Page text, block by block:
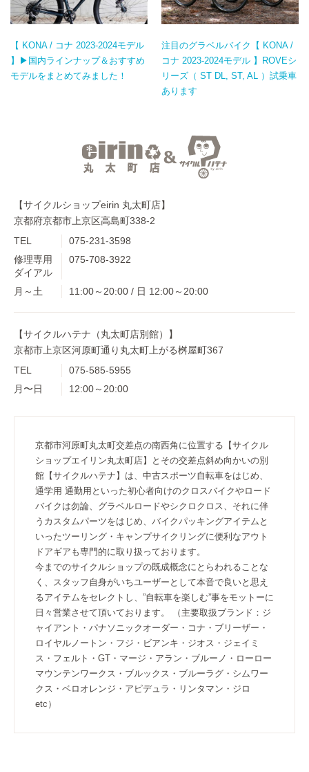
【 KONA / コナ 2023-2024モデル
】▶国内ラインナップ＆おすすめ
モデルをまとめてみました！
注目のグラベルバイク【 KONA /
コナ 2023-2024モデル 】ROVEシ
リーズ（ ST DL, ST, AL ）試乗車
あります
【サイクルショップeirin 丸太町店】
京都府京都市上京区高島町338-2
TEL
075-231-3598
修理専用
ダイアル
075-708-3922
月～土 11:00～20:00 / 日 12:00～20:00
【サイクルハテナ（丸太町店別館）】
京都市上京区河原町通り丸太町上がる桝屋町367
TEL
075-585-5955
月〜日
12:00～20:00
京都市河原町丸太町交差点の南西角に位置する【サイクル
ショップエイリン丸太町店】とその交差点斜め向かいの別
館【サイクルハテナ】は、中古スポーツ自転車をはじめ、
通学用 通勤用といった初心者向けのクロスバイクやロード
バイクは勿論、グラベルロードやシクロクロス、それに伴
うカスタムパーツをはじめ、バイクパッキングアイテムと
いったツーリング・キャンプサイクリングに便利なアウト
ドアギアも専門的に取り扱っております。
今までのサイクルショップの既成概念にとらわれることな
く、スタッフ自身がいちユーザーとして本音で良いと思え
るアイテムをセレクトし、”自転車を楽しむ”事をモットーに
日々営業させて頂いております。 （主要取扱ブランド：ジ
ャイアント・パナソニックオーダー・コナ・ブリーザー・
ロイヤルノートン・フジ・ビアンキ・ジオス・ジェイミ
ス・フェルト・GT・マージ・アラン・ブルーノ・ローロー
マウンテンワークス・ブルックス・ブルーラグ・シムワー
クス・ベロオレンジ・アピデュラ・リンタマン・ジロ
etc）